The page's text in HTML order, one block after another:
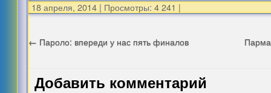
18 апреля, 2014 | Просмотры: 4 241 |
← Пароло: впереди у нас пять финалов
Добавить комментарий